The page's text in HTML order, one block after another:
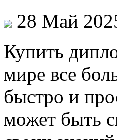
28 Май
Купить
мире все
быстро и
может быть